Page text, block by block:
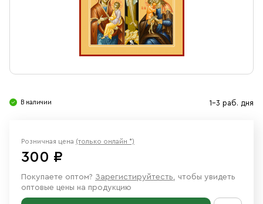
Ювелирные изделия
В наличии 1-3 раб. дня
Розничная цена (только онлайн *)
300 ₽
Покупаете оптом? Зарегистируйтесть, чтобы увидеть
оптовые цены на продукцию